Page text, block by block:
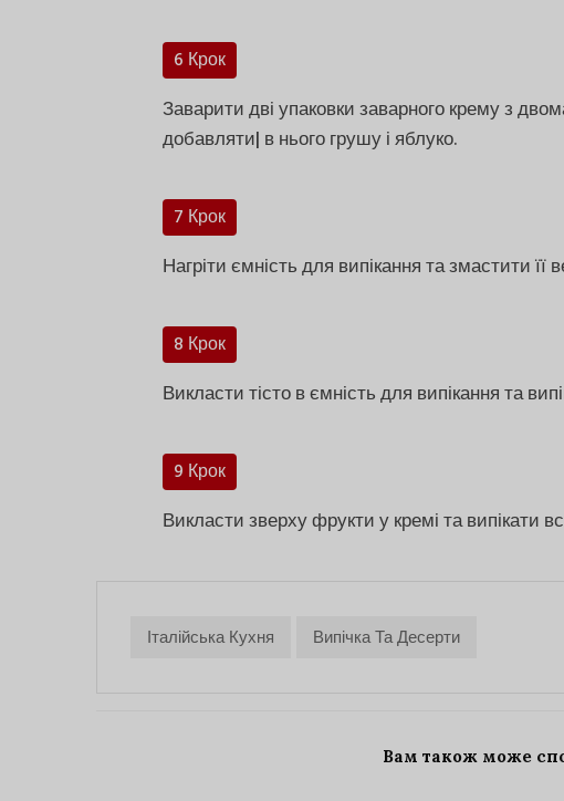
6 Крок
Заварити дві упаковки заварного крему з
добавляти| в нього грушу і яблуко.
7 Крок
Нагріти ємність для випікання та змастити
8 Крок
Викласти тісто в ємність для випікання та
9 Крок
Викласти зверху фрукти у кремі та випікати
Італійська Кухня Випічка Та Десерти
Вам також може